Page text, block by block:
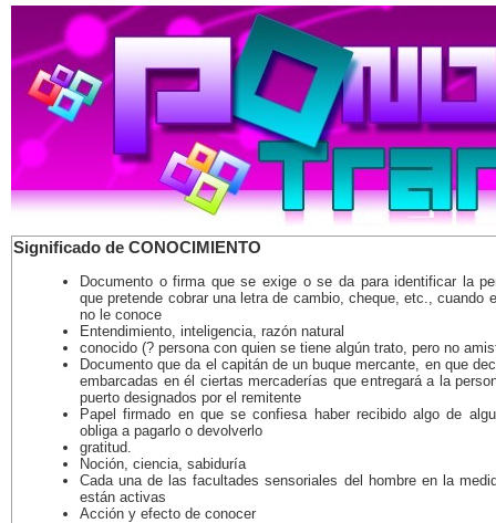
Significado de CONOCIMIENTO
Documento o firma que se exige o se da para identificar la
que pretende cobrar una letra de cambio, cheque, etc., cuando
no le conoce
Entendimiento, inteligencia, razón natural
conocido (? persona con quien se tiene algún trato, pero no
Documento que da el capitán de un buque mercante, en que
embarcadas en él ciertas mercaderías que entregará a la
puerto designados por el remitente
Papel firmado en que se confiesa haber recibido algo de
obliga a pagarlo o devolverlo
gratitud.
Noción, ciencia, sabiduría
Cada una de las facultades sensoriales del hombre en la
están activas
Acción y efecto de conocer